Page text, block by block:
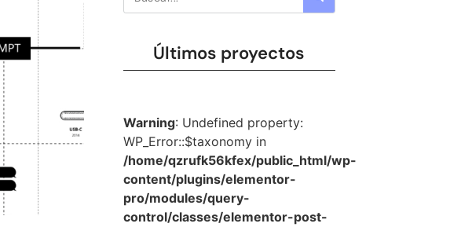
Últimos proyectos
Warning: Undefined property:
WP_Error::$taxonomy in
/home/qzrufk56kfex/public_html/wp-
content/plugins/elementor-
pro/modules/query-
control/classes/elementor-post-